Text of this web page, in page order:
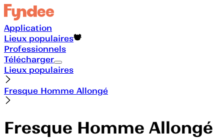
Application
Lieux populaires
Professionnels
Télécharger
Lieux populaires
Fresque Homme Allongé
Fresque Homme Allongé